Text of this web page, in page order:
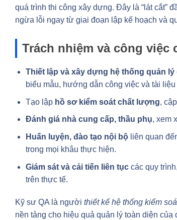
quá trình thi công xây dựng. Đây là “lát cắt”
ngừa lỗi ngay từ giai đoạn lập kế hoạch và
Trách nhiệm và công
Thiết lập và xây dựng hệ thống quản
biểu mẫu, hướng dẫn công việc và tài
Tạo lập hồ sơ kiểm soát chất lượng,
Đánh giá nhà cung cấp, thầu phụ, xem
Huấn luyện, đào tạo nội bộliên quan
trong mọi khâu thực hiện.
Giám sát và cải tiến liên tụccác quy
trên thực tế.
Kỹ sư QA là người thiết kế hệ thống kiểm
nền tảng cho hiệu quả quản lý toàn diện của